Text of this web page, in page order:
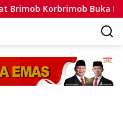
Buka Pelatihan